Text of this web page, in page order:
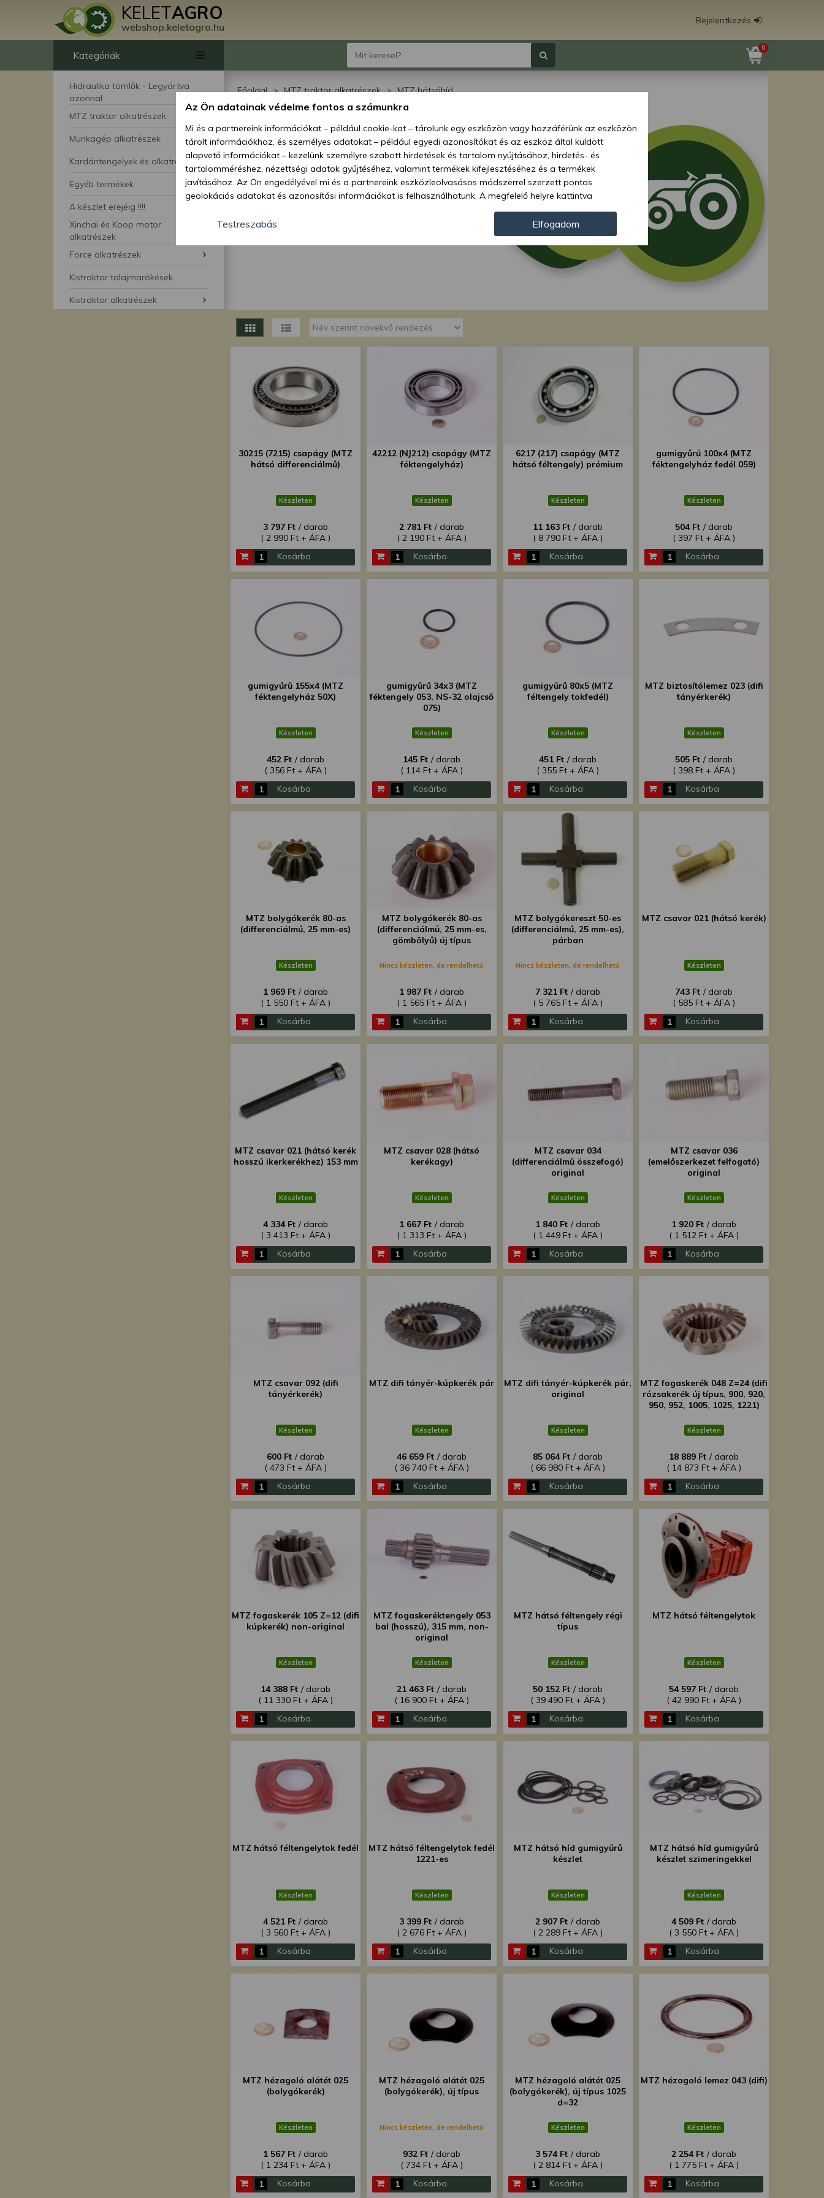
KELETAGRO
webshop.keletagro.hu
Bejelentkezés
Kategóriák
Hidraulika tömlők - Legyártva
azonnal
MTZ traktor alkatrészek
Munkagép alkatrészek
Kardántengelyek és alkatrészei
Egyéb termékek
A készlet erejéig !!!!
Xinchai és Koop motor
alkatrészek
Force alkatrészek
Kistraktor talajmarókések
Kistraktor alkatrészek
0
Főoldal MTZ traktor alkatrészek MTZ hátsóhíd
MTZ hátsóhíd
30215 (7215) csapágy (MTZ
hátsó differenciálmű)
Készleten
3 797 Ft / darab
( 2 990 Ft + ÁFA )
Kosárba
42212 (NJ212) csapágy (MTZ
féktengelyház)
Készleten
2 781 Ft / darab
( 2 190 Ft + ÁFA )
Kosárba
6217 (217) csapágy (MTZ
hátsó féltengely) prémium
Készleten
11 163 Ft / darab
( 8 790 Ft + ÁFA )
Kosárba
gumigyűrű 100x4 (MTZ
féktengelyház fedél 059)
Készleten
504 Ft / darab
( 397 Ft + ÁFA )
Kosárba
gumigyűrű 155x4 (MTZ
féktengelyház 50X)
Készleten
452 Ft / darab
( 356 Ft + ÁFA )
Kosárba
gumigyűrű 34x3 (MTZ
féktengely 053, NS-32 olajcső
075)
Készleten
145 Ft / darab
( 114 Ft + ÁFA )
Kosárba
gumigyűrű 80x5 (MTZ
féltengely tokfedél)
Készleten
451 Ft / darab
( 355 Ft + ÁFA )
Kosárba
MTZ biztosítólemez 023 (difi
tányérkerék)
Készleten
505 Ft / darab
( 398 Ft + ÁFA )
Kosárba
MTZ bolygókerék 80-as
(differenciálmű, 25 mm-es)
Készleten
1 969 Ft / darab
( 1 550 Ft + ÁFA )
Kosárba
MTZ bolygókerék 80-as
(differenciálmű, 25 mm-es,
gömbölyű) új típus
Nincs készleten, de rendelhető
1 987 Ft / darab
( 1 565 Ft + ÁFA )
Kosárba
MTZ bolygókereszt 50-es
(differenciálmű, 25 mm-es),
párban
Nincs készleten, de rendelhető
7 321 Ft / darab
( 5 765 Ft + ÁFA )
Kosárba
MTZ csavar 021 (hátsó kerék)
Készleten
743 Ft / darab
( 585 Ft + ÁFA )
Kosárba
MTZ csavar 021 (hátsó kerék
hosszú ikerkerékhez) 153 mm
Készleten
4 334 Ft / darab
( 3 413 Ft + ÁFA )
Kosárba
MTZ csavar 028 (hátsó
kerékagy)
Készleten
1 667 Ft / darab
( 1 313 Ft + ÁFA )
Kosárba
MTZ csavar 034
(differenciálmű összefogó)
original
Készleten
1 840 Ft / darab
( 1 449 Ft + ÁFA )
Kosárba
MTZ csavar 036
(emelőszerkezet felfogató)
original
Készleten
1 920 Ft / darab
( 1 512 Ft + ÁFA )
Kosárba
MTZ csavar 092 (difi
tányérkerék)
Készleten
600 Ft / darab
( 473 Ft + ÁFA )
Kosárba
MTZ difi tányér-kúpkerék pár
Készleten
46 659 Ft / darab
( 36 740 Ft + ÁFA )
Kosárba
MTZ difi tányér-kúpkerék pár,
original
Készleten
85 064 Ft / darab
( 66 980 Ft + ÁFA )
Kosárba
MTZ fogaskerék 048 Z=24 (difi
rózsakerék új típus, 900, 920,
950, 952, 1005, 1025, 1221)
Készleten
18 889 Ft / darab
( 14 873 Ft + ÁFA )
Kosárba
MTZ fogaskerék 105 Z=12 (difi
kúpkerék) non-original
Készleten
14 388 Ft / darab
( 11 330 Ft + ÁFA )
Kosárba
MTZ fogaskeréktengely 053
bal (hosszú), 315 mm, non-
original
Készleten
21 463 Ft / darab
( 16 900 Ft + ÁFA )
Kosárba
MTZ hátsó féltengely régi
típus
Készleten
50 152 Ft / darab
( 39 490 Ft + ÁFA )
Kosárba
MTZ hátsó féltengelytok
Készleten
54 597 Ft / darab
( 42 990 Ft + ÁFA )
Kosárba
MTZ hátsó féltengelytok fedél
Készleten
4 521 Ft / darab
( 3 560 Ft + ÁFA )
Kosárba
MTZ hátsó féltengelytok fedél
1221-es
Készleten
3 399 Ft / darab
( 2 676 Ft + ÁFA )
Kosárba
MTZ hátsó híd gumigyűrű
készlet
Készleten
2 907 Ft / darab
( 2 289 Ft + ÁFA )
Kosárba
MTZ hátsó híd gumigyűrű
készlet szimeringekkel
Készleten
4 509 Ft / darab
( 3 550 Ft + ÁFA )
Kosárba
MTZ hézagoló alátét 025
(bolygókerék)
Készleten
1 567 Ft / darab
( 1 234 Ft + ÁFA )
Kosárba
MTZ hézagoló alátét 025
(bolygókerék), új típus
Nincs készleten, de rendelhető
932 Ft / darab
( 734 Ft + ÁFA )
Kosárba
MTZ hézagoló alátét 025
(bolygókerék), új típus 1025
d=32
Készleten
3 574 Ft / darab
( 2 814 Ft + ÁFA )
Kosárba
MTZ hézagoló lemez 043 (difi)
Készleten
2 254 Ft / darab
( 1 775 Ft + ÁFA )
Kosárba
Az Ön adatainak védelme fontos a számunkra
Mi és a partnereink információkat – például cookie-kat – tárolunk egy eszközön vagy hozzáférünk az eszközön
tárolt információkhoz, és személyes adatokat – például egyedi azonosítókat és az eszköz által küldött
alapvető információkat – kezelünk személyre szabott hirdetések és tartalom nyújtásához, hirdetés- és
tartalomméréshez, nézettségi adatok gyűjtéséhez, valamint termékek kifejlesztéséhez és a termékek
javításához. Az Ön engedélyével mi és a partnereink eszközleolvasásos módszerrel szerzett pontos
geolokációs adatokat és azonosítási információkat is felhasználhatunk. A megfelelő helyre kattintva
hozzájárulhat ahhoz, hogy mi és a partnereink a fent leírtak szerint adatkezelést végezzünk. Másik
lehetőségként a hozzájárulás megadása vagy elutasítása előtt részletesebb információkhoz juthat, és
megváltoztathatja beállításait. Felhívjuk figyelmét, hogy személyes adatainak bizonyos kezeléséhez nem
feltétlenül szükséges az Ön hozzájárulása, de jogában áll tiltakozni az ilyen jellegű adatkezelés ellen. A
beállításai csak erre a weboldalra érvényesek. Erre a webhelyre visszatérve vagy az adatvédelmi szabályzatunk
Testreszabás Elfogadom